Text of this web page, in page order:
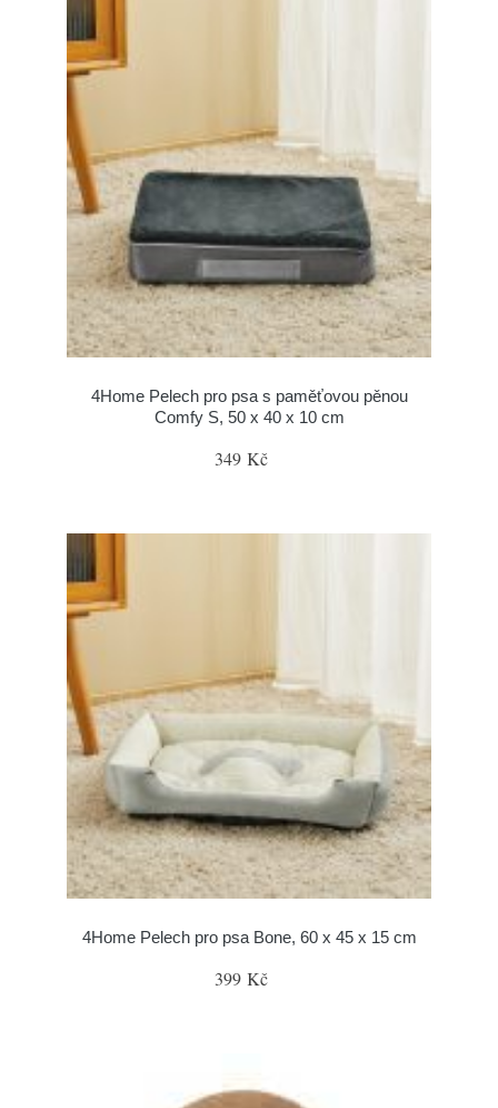
4Home Pelech pro psa s paměťovou pěnou
Comfy S, 50 x 40 x 10 cm
349 Kč
4Home Pelech pro psa Bone, 60 x 45 x 15 cm
399 Kč